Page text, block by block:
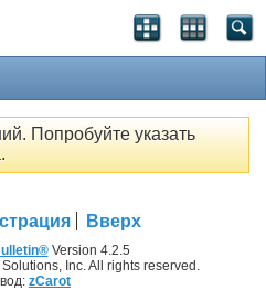
Попробуйте указать
Вверх
Version 4.2.5
Inc. All rights reserved.
zCarot